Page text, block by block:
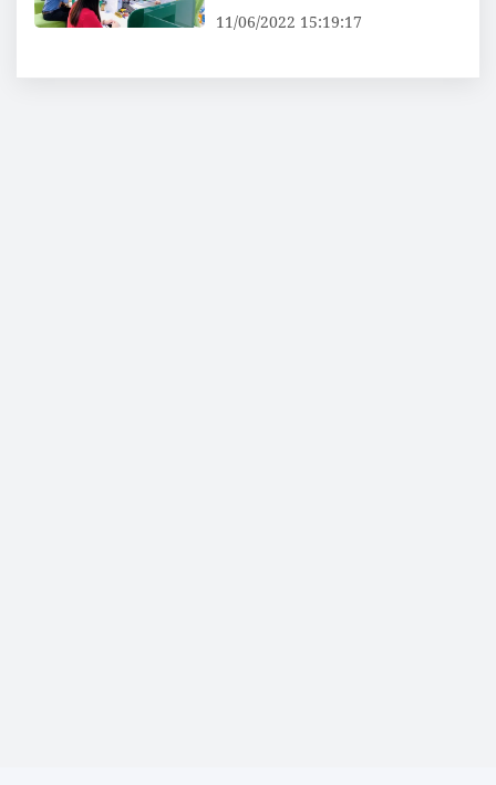
11/06/2022 15:19:17